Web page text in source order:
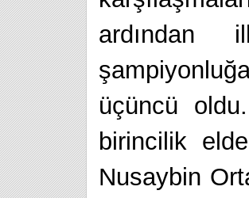
ardından
üçüncü
birincilik
Nusaybin